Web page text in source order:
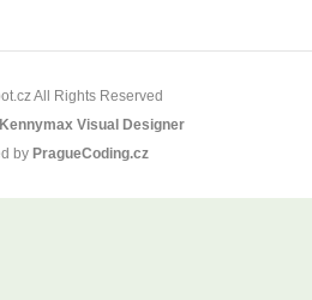
All Rights Reserved
Kennymax Visual Designer
by PragueCoding.cz